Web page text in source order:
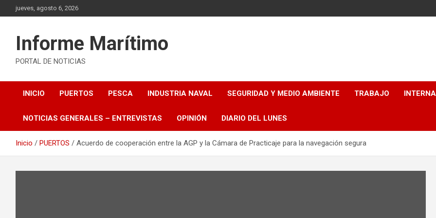
Saltar
al
jueves, agosto 6, 2026
Informe Marítimo
PORTAL DE NOTICIAS
INICIO PUERTOS PESCA INDUSTRIA NAVAL SEGURIDAD Y MEDIO AMBIENTE TRABAJO
NOTICIAS GENERALES – ENTREVISTAS OPINIÓN DIARIO DEL LUNES
Inicio PUERTOS Acuerdo de cooperación entre la AGP y la Cámara de Practicaje para la navegación segura